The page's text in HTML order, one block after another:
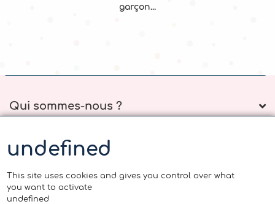
garçon...
Qui sommes-nous ?
La-Boutique
Service client
undefined
This site uses cookies and gives you control over what
you want to activate
undefined